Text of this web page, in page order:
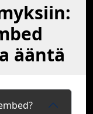
ääntä